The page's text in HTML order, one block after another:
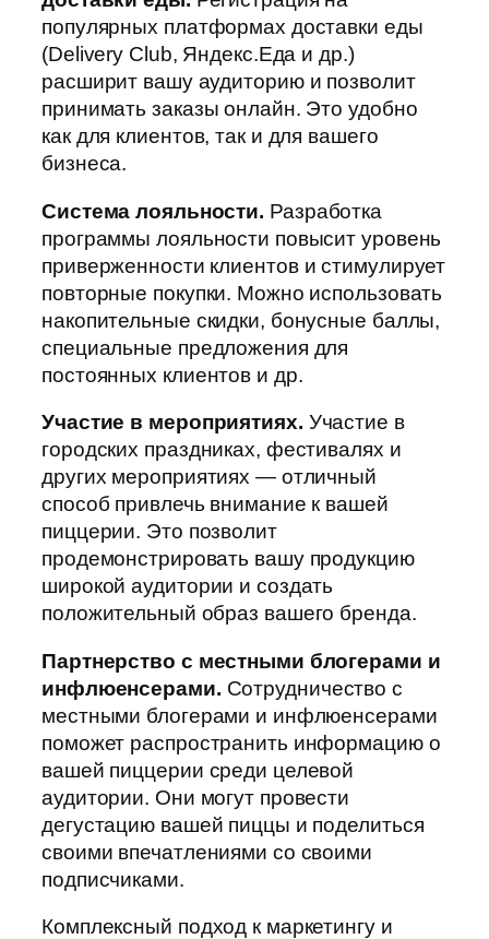
популярных платформах доставки еды
(Delivery Club, Яндекс.Еда и др.)
расширит вашу аудиторию и позволит
принимать заказы онлайн. Это удобно
как для клиентов, так и для вашего
бизнеса.
Система лояльности. Разработка
программы лояльности повысит уровень
приверженности клиентов и стимулирует
повторные покупки. Можно использовать
накопительные скидки, бонусные баллы,
специальные предложения для
постоянных клиентов и др.
Участие в мероприятиях. Участие в
городских праздниках, фестивалях и
других мероприятиях — отличный
способ привлечь внимание к вашей
пиццерии. Это позволит
продемонстрировать вашу продукцию
широкой аудитории и создать
положительный образ вашего бренда.
Партнерство с местными блогерами и
инфлюенсерами. Сотрудничество с
местными блогерами и инфлюенсерами
поможет распространить информацию о
вашей пиццерии среди целевой
аудитории. Они могут провести
дегустацию вашей пиццы и поделиться
своими впечатлениями со своими
подписчиками.
Комплексный подход к маркетингу и